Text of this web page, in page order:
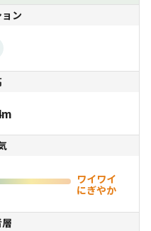
。
素人夫婦自らの手作りで
。
庭で遊ぶ感覚で
ん。
さい。
ン
ワイワイ
にぎやか